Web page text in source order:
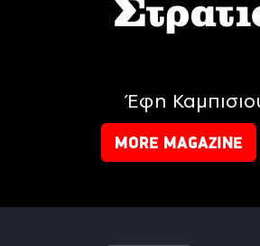
Έφη
MORE MAGAZINE